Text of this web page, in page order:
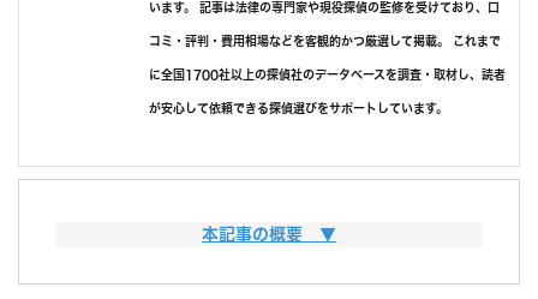
います。 記事は法律の専門家や現役探偵の監修を受けており、口
コミ・評判・費用相場などを客観的かつ厳選して掲載。 これまで
に全国1700社以上の探偵社のデータベースを調査・取材し、読者
が安心して依頼できる探偵選びをサポートしています。
この記事は、青森県 で調査をしたい方に向けて、探偵えらびに失
内容としては、次の通りです。
本記事の概要 ▼